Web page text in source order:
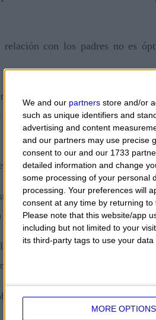
We and our partners store and/or
such as unique identifiers and
advertising and content
and our partners may use precise
consent to our and our 1733
detailed information and change
some processing of your personal
processing. Your preferences will
consent at any time by returning
Please note that this website/app
including but not limited to your
its third-party tags to use your
MORE OPTIONS
relación con los padres no es
a la traición es muy
veras tan.
rutina cotidiana se pone
la justa concentración.
configuración a menudo hace
personas.
la persona puede atraer rentas
y el esoterismo.
en realizar sueños y